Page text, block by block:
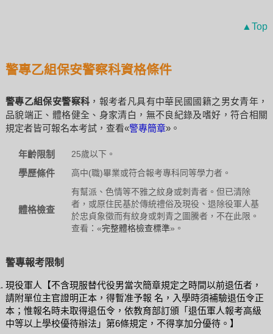
▲Top
警專乙組保安警察科資格條件
警專乙組保安警察科 ，報考者凡具有中華民國國籍之男女青年，
品貌端正、體格健全、身家清白，無不良紀錄及嗜好，符合相關
規定者皆可報名本考試，查看«警專簡章»。
年齡限制 25歲以下。
學歷條件 高中(職)畢業或符合報考專科同等學力者。
體格檢查
有幫派、色情等不雅之紋身或刺青者。但已清除
者，或原住民基於傳統禮俗及現役、退除役軍人基
於忠貞象徵而有紋身或刺青之圖騰者，不在此限。
查看：«完整體格檢查標準»。
警專報考限制
現役軍人【不含現服替代役男當次簡章規定之時間以前退伍者，
請附單位主官證明正本，得暫准予報 名，入學時須補驗退伍令正
本；惟報名時未取得退伍令，依教育部訂頒「退伍軍人報考高級
中等以上學校優待辦法」第6條規定，不得享加分優待。】